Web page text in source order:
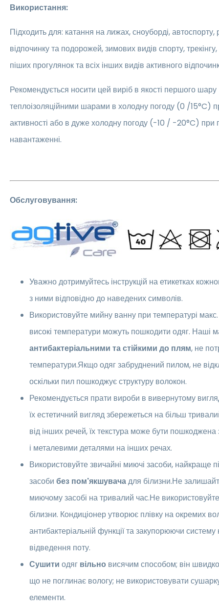
Використання:
Підходить для: катання на лижах, сноуборді, автоспорту,
відпочинку та подорожей, зимових видів спорту,
піших прогулянок та всіх інших видів активного
Рекомендується носити цей виріб в якості першого
теплоізоляційними шарами в холодну погоду (0 /15°C)
активності або в дуже холодну погоду (-10 / -20°C) при
навантаженні.
Обслуговування:
Уважно дотримуйтесь інструкцій на етикетках
з ними відповідно до наведених символів.
Використовуйте мийну ванну при температурі
високі температури можуть пошкодити одяг. Наші
антибактеріальними та стійкими до плям, не
температури.Якщо одяг забруднений пилом, не
оскільки пил пошкоджує структуру волокон.
Рекомендується прати вироби в вивернутому
їх естетичний вигляд збережеться на більш
від інших речей, їх текстура може бути
і металевими деталями на інших речах.
Використовуйте звичайні миючі засоби, найкраще
засоби без пом'якшувачадля білизни.Не
миючому засобі на тривалий час.Не
білизни. Кондиціонер утворює плівку на окремих
антибактеріальній функції та закупорюючи систему
відведення поту.
Сушити одяг вільно висячим способом; він
що не поглинає вологу; не використовувати
елементи.